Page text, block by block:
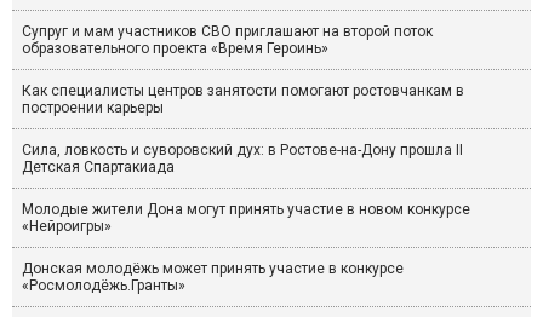
Супруг и мам участников СВО приглашают на второй поток
образовательного проекта «Время Героинь»
Как специалисты центров занятости помогают ростовчанкам в
построении карьеры
Сила, ловкость и суворовский дух: в Ростове-на-Дону прошла II
Детская Спартакиада
Молодые жители Дона могут принять участие в новом конкурсе
«Нейроигры»
Донская молодёжь может принять участие в конкурсе
«Росмолодёжь.Гранты»